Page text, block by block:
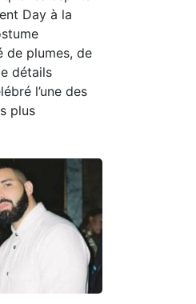
Day à la
de plumes, de
détails
l’une des
plus